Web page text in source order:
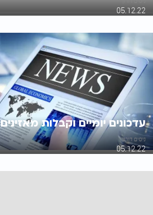
05.12.22
עדכונים יומיים וקבלות מאזינים
ניסים דורון
05.12.22